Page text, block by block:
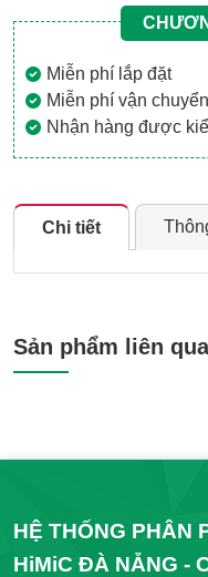
Miễn phí lắp đặt
Miễn phí vận chuyển
Nhận hàng được
Chi tiết
Loại Bồn
Thương hiệu
Phụ Kiện
Màu Sắc Chính
Sản phẩm liên
HỆ THỐNG PHÂN
HiMiC ĐÀ NẴNG -